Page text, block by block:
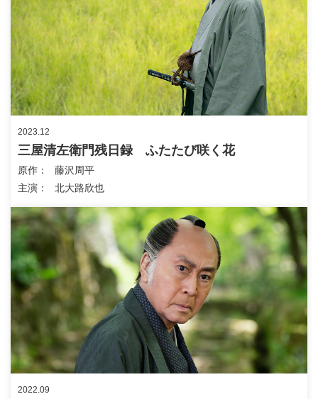
2023.12
三屋清左衛門残日録 ふたたび咲く花
原作
主演
藤沢周平
北大路欣也
2022.09